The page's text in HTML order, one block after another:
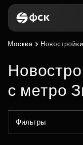
Москва
с метро
Фильтры